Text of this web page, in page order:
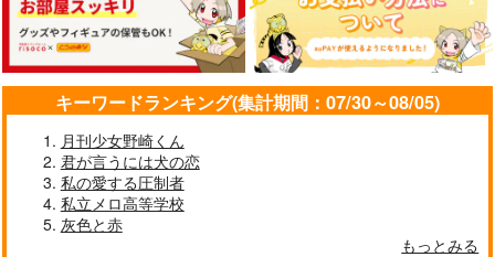
エンドロールは地獄まで 2 嘘つきなキスで今日もバイバイ
好きとおかえり
キーワードランキング(集計期間：07/30～08/05)
月刊少女野崎くん
君が言うには犬の恋
私の愛する圧制者
私立メロ高等学校
灰色と赤
もっとみる